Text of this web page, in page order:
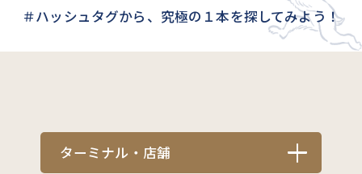
＃ハッシュタグから、究極の１本を探してみよう！
ターミナル・店舗